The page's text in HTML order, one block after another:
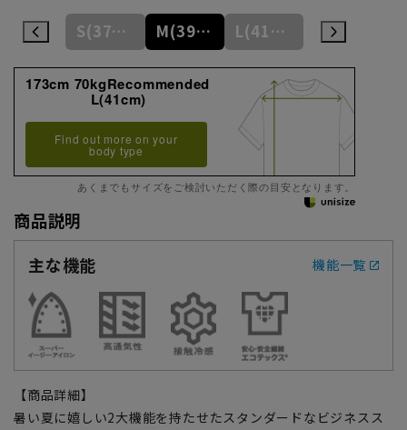
S(37cm) M(39cm) L(41cm)
173cm 70kgRecommended
L(41cm)
Find out more on your
body type
あくまでもサイズをご検討いただく際の目安となります。
商品説明
主な機能
機能一覧
【商品詳細】
暑い夏に嬉しい2大機能を持たせたスタンダードなビジネスス